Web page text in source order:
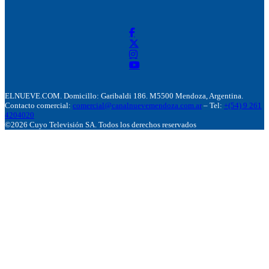
ELNUEVE.COM. Domicillo: Garibaldi 186. M5500 Mendoza, Argentina.
Contacto comercial: comercial@canalnuevemendoza.com.ar – Tel: +(54) 9 261
4204020
©2026 Cuyo Televisión SA. Todos los derechos reservados